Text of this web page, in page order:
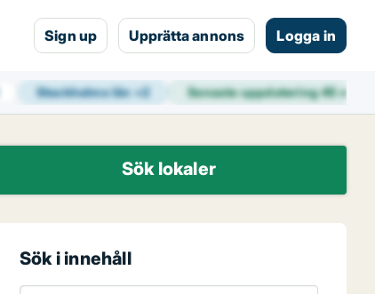
Sign up Upprätta annons Logga in
Stockholms län+2 Senaste uppdatering45 min
Sök lokaler
Sök i innehåll